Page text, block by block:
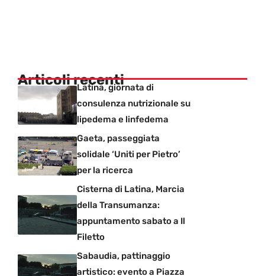
Articoli recenti
Latina, giornata di
consulenza nutrizionale su
lipedema e linfedema
Gaeta, passeggiata
solidale ‘Uniti per Pietro’
per la ricerca
Cisterna di Latina, Marcia
della Transumanza:
appuntamento sabato a Il
Filetto
Sabaudia, pattinaggio
artistico: evento a Piazza